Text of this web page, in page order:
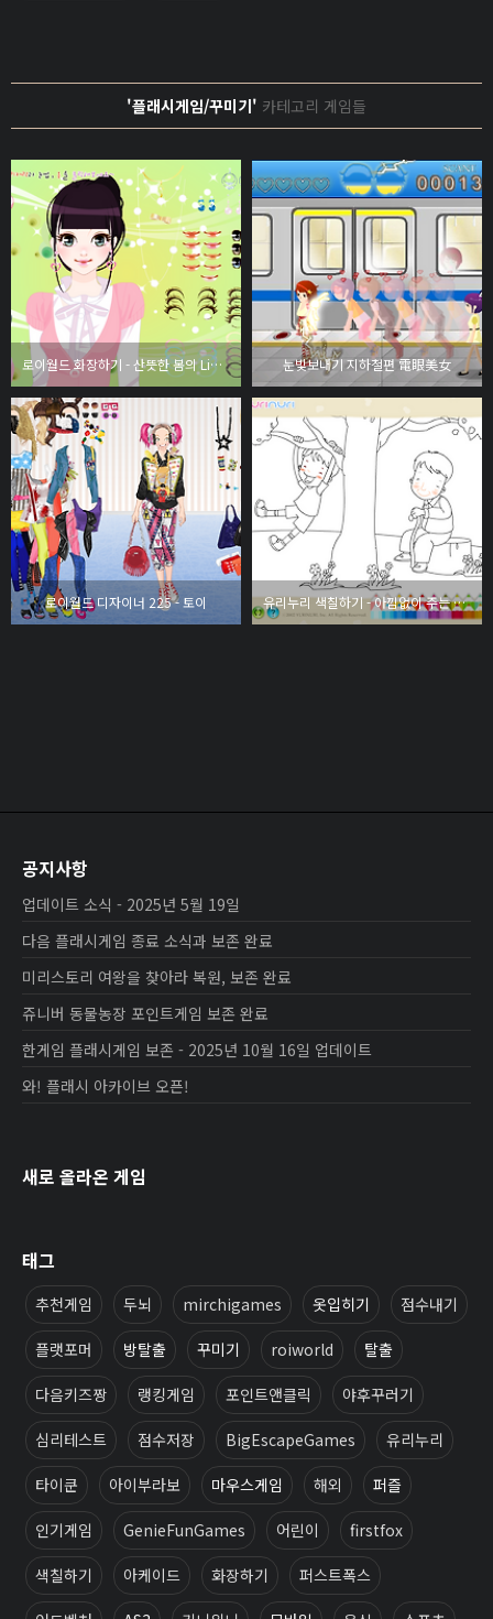
'플래시게임/꾸미기' 카테고리 게임들
로이월드 화장하기 - 산뜻한 봄의 Lip Color 눈빛보내기 지하철편 電眼美女
로이월드 디자이너 225 - 토이 유리누리 색칠하기 - 아낌없이 주는 나무
공지사항
업데이트 소식 - 2025년 5월 19일
다음 플래시게임 종료 소식과 보존 완료
미리스토리 여왕을 찾아라 복원, 보존 완료
쥬니버 동물농장 포인트게임 보존 완료
한게임 플래시게임 보존 - 2025년 10월 16일 업데이트
와! 플래시 아카이브 오픈!
새로 올라온 게임
태그
추천게임 두뇌 mirchigames 옷입히기 점수내기
플랫포머 방탈출 꾸미기 roiworld 탈출
다음키즈짱 랭킹게임 포인트앤클릭 야후꾸러기
심리테스트 점수저장 BigEscapeGames 유리누리
타이쿤 아이부라보 마우스게임 해외 퍼즐
인기게임 GenieFunGames 어린이 firstfox
색칠하기 아케이드 화장하기 퍼스트폭스